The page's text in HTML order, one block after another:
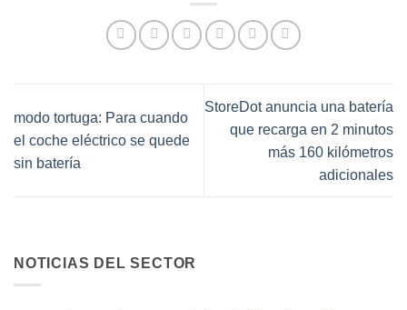
modo tortuga: Para cuando
el coche eléctrico se quede
sin batería
StoreDot anuncia una batería
que recarga en 2 minutos
más 160 kilómetros
adicionales
NOTICIAS DEL SECTOR